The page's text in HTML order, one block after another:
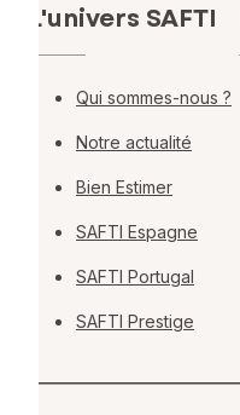
L'univers SAFTI
Qui sommes-nous ?
Notre actualité
Bien Estimer
SAFTI Espagne
SAFTI Portugal
SAFTI Prestige